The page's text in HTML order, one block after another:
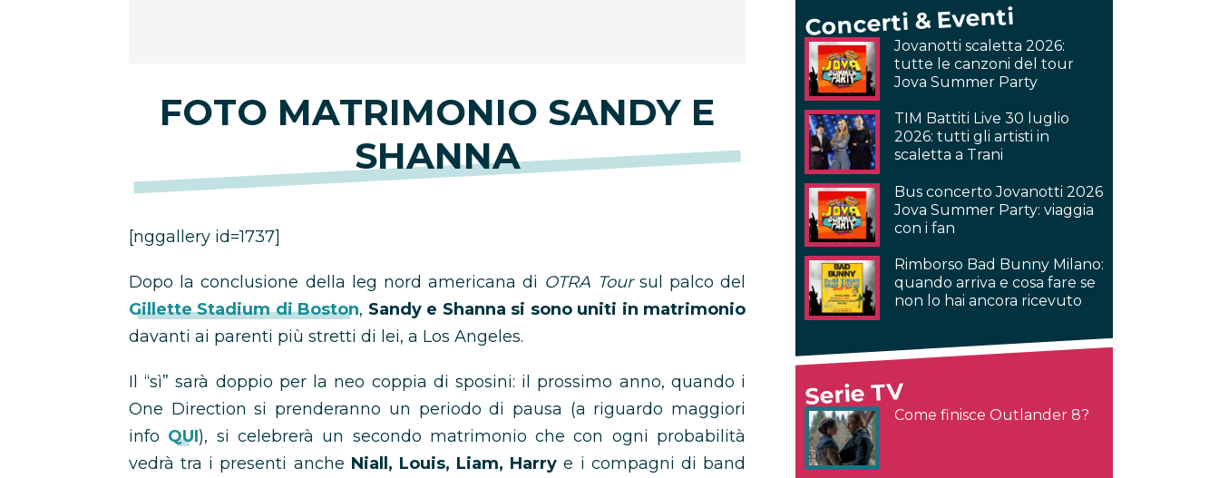
FOTO MATRIMONIO SANDY E
SHANNA
[nggallery id=1737]
Dopo la conclusione della leg nord americana di OTRA Toursul palco del
Gillette Stadium di Boston, Sandy e Shanna si sono uniti in matrimonio
davanti ai parenti più stretti di lei, a Los Angeles.
Il “sì” sarà doppio per la neo coppia di sposini: il prossimo anno, quando i
One Direction si prenderanno un periodo di pausa (a riguardo maggiori
info QUI), si celebrerà un secondo matrimonio che con ogni probabilità
vedrà tra i presenti anche Niall, Louis, Liam, Harry e i compagni di band
Concerti & Eventi
Jovanotti scaletta 2026:
tutte le canzoni del tour
Jova Summer Party
TIM Battiti Live 30 luglio
2026: tutti gli artisti in
scaletta a Trani
Bus concerto Jovanotti 2026
Jova Summer Party: viaggia
con i fan
Rimborso Bad Bunny Milano:
quando arriva e cosa fare se
non lo hai ancora ricevuto
Serie TV
Come finisce Outlander 8?